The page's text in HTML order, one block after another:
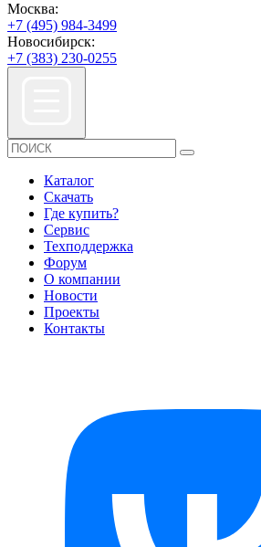
Москва:
+7 (495) 984-3499
Новосибирск:
+7 (383) 230-0255
Каталог
Скачать
Где купить?
Сервис
Техподдержка
Форум
О компании
Новости
Проекты
Контакты